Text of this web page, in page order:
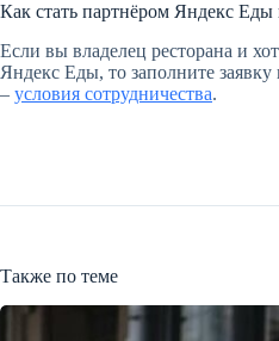
Как стать партнёром Яндекс Еды
Если вы владелец ресторана и
Яндекс Еды, то заполните
– условия сотрудничества.
Также по теме